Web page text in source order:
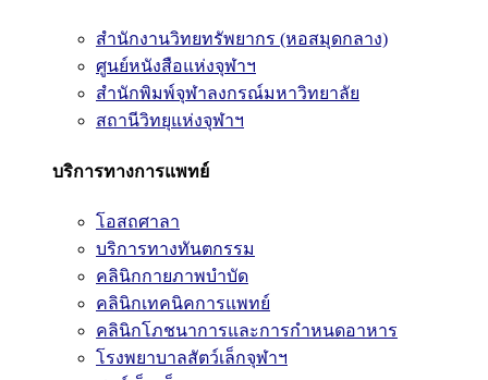
สำนักงานวิทยทรัพยากร (หอสมุดกลาง)
ศูนย์หนังสือแห่งจุฬาฯ
สำนักพิมพ์จุฬาลงกรณ์มหาวิทยาลัย
สถานีวิทยุแห่งจุฬาฯ
บริการทางการแพทย์
โอสถศาลา
บริการทางทันตกรรม
คลินิกกายภาพบำบัด
คลินิกเทคนิคการแพทย์
คลินิกโภชนาการและการกำหนดอาหาร
โรงพยาบาลสัตว์เล็กจุฬาฯ